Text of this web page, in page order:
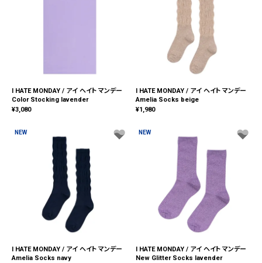
I HATE MONDAY / アイ ヘイト マンデー
Color Stocking lavender
¥3,080
I HATE MONDAY / アイ ヘイト マンデー
Amelia Socks beige
¥1,980
NEW
I HATE MONDAY / アイ ヘイト マンデー
Amelia Socks navy
NEW
I HATE MONDAY / アイ ヘイト マンデー
New Glitter Socks lavender